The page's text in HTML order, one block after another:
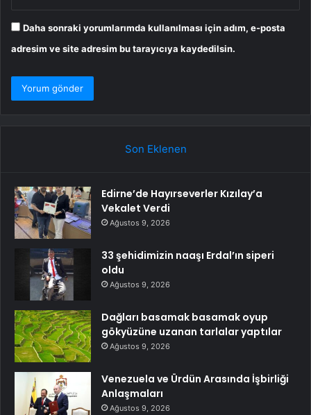
Daha sonraki yorumlarımda kullanılması için adım, e-posta
adresim ve site adresim bu tarayıcıya kaydedilsin.
Son Eklenen
Edirne’de Hayırseverler Kızılay’a
Vekalet Verdi
Ağustos 9, 2026
33 şehidimizin naaşı Erdal’ın siperi
oldu
Ağustos 9, 2026
Dağları basamak basamak oyup
gökyüzüne uzanan tarlalar yaptılar
Ağustos 9, 2026
Venezuela ve Ürdün Arasında İşbirliği
Anlaşmaları
Ağustos 9, 2026